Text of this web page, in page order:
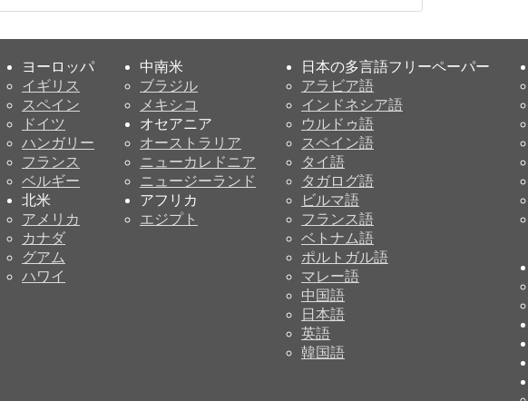
ヨーロッパ
イギリス
スペイン
ドイツ
ハンガリー
フランス
ベルギー
北米
アメリカ
カナダ
グアム
ハワイ
中南米
ブラジル
メキシコ
オセアニア
オーストラリア
ニューカレドニア
ニュージーランド
アフリカ
エジプト
日本の多言語フリーペーパー
アラビア語
インドネシア語
ウルドゥ語
スペイン語
タイ語
タガログ語
ビルマ語
フランス語
ベトナム語
ポルトガル語
マレー語
中国語
日本語
英語
韓国語